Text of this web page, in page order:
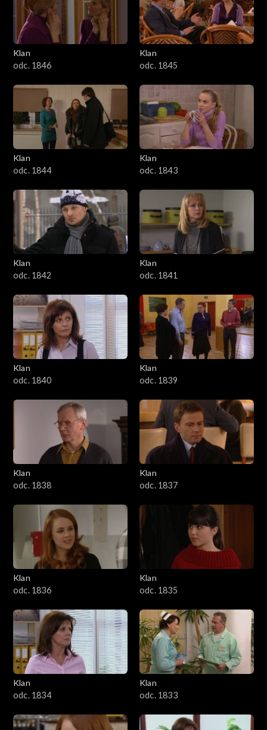
Klan
odc. 1846
Klan
odc. 1845
Klan
odc. 1844
Klan
odc. 1843
Klan
odc. 1842
Klan
odc. 1841
Klan
odc. 1840
Klan
odc. 1839
Klan
odc. 1838
Klan
odc. 1837
Klan
odc. 1836
Klan
odc. 1835
Klan
odc. 1834
Klan
odc. 1833